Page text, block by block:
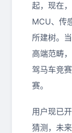
起，现在
MCU、传
所建树。
高端范畴
驾马车竞
赛。
用户现已
猜测，未